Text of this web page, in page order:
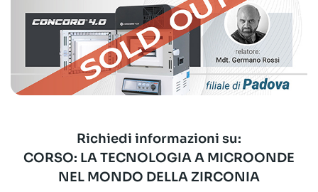
Richiedi informazioni su:
CORSO: LA TECNOLOGIA A MICROONDE
NEL MONDO DELLA ZIRCONIA